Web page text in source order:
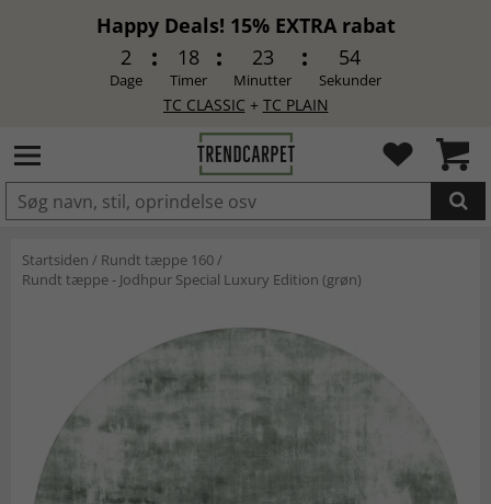
Happy Deals! 15% EXTRA rabat
2
Dage
18
Timer
23
Minutter
53
Sekunder
TC CLASSIC + TC PLAIN
LAGT I INDKØBSKURVEN.
Startsiden / Rundt tæppe 160/
Rundt tæppe - Jodhpur Special Luxury Edition (grøn)